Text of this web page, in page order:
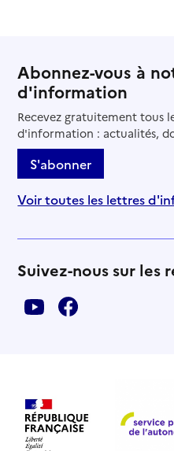
Abonnez-vous à
d'information
Recevez gratuitement tous
d'information : actualités,
S'abonner
Voir toutes les lettres
Suivez-nous sur les